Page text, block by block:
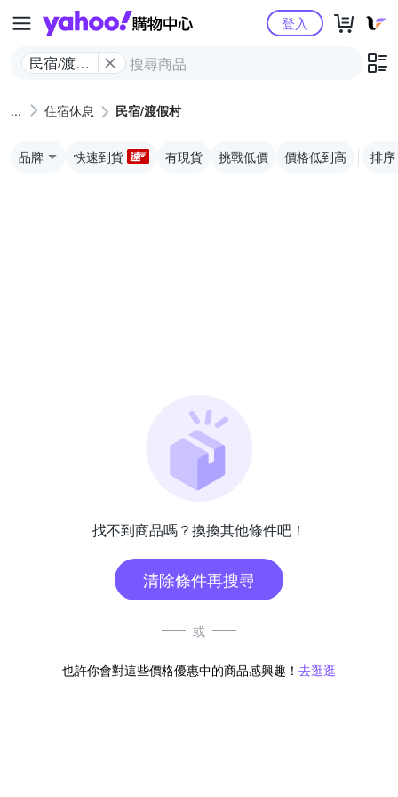
Yahoo購物中心
民宿/渡假
登入
住宿休息 民宿/渡假村
品牌 快速到貨 有現貨 挑戰低價 價格低到高 排序
找不到商品嗎？換換其他條件吧！
清除條件再搜尋
或
也許你會對這些價格優惠中的商品感興趣！ 去逛逛